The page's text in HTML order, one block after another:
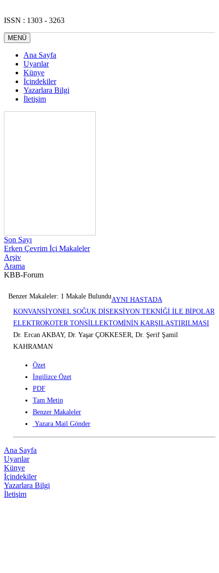
ISSN : 1303 - 3263
MENÜ
Ana Sayfa
Uyarılar
Künye
İçindekiler
Yazarlara Bilgi
İletişim
Son Sayı
Erken Çevrim İçi Makaleler
Arşiv
Arama
KBB-Forum
Benzer Makaleler: 1 Makale BulunduAYNI HASTADA
KONVANSİYONEL SOĞUK DİSEKSİYON TEKNİĞİ İLE BİPOLAR
ELEKTROKOTER TONSİLLEKTOMİNİN KARŞILAŞTIRILMASI
Dr. Ercan AKBAY, Dr. Yaşar ÇOKKESER, Dr. Şerif Şamil
KAHRAMAN
Özet
İngilizce Özet
PDF
Tam Metin
Benzer Makaleler
Yazara Mail Gönder
Ana Sayfa
Uyarılar
Künye
İçindekiler
Yazarlara Bilgi
İletişim